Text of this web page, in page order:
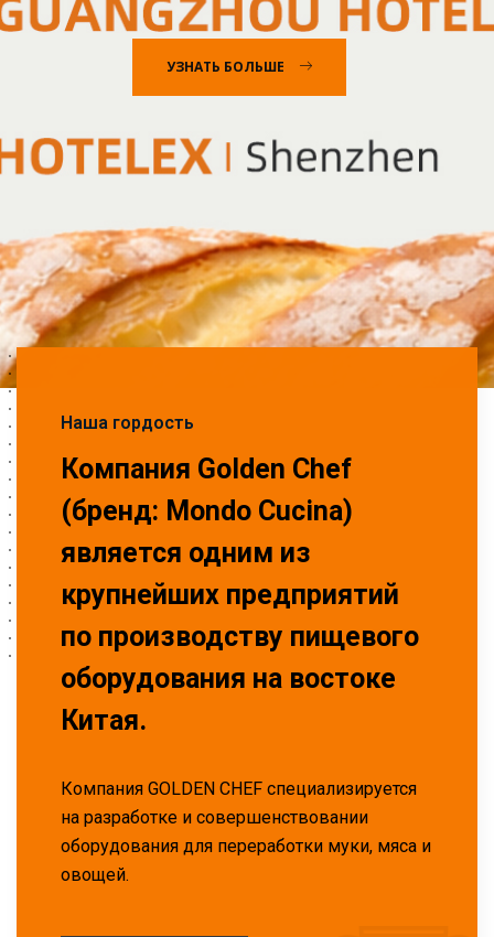
УЗНАТЬ БОЛЬШЕ
Наша гордость
Компания Golden Chef
(бренд: Mondo Cucina)
является одним из
крупнейших предприятий
по производству пищевого
оборудования на востоке
Китая.
Компания GOLDEN CHEF специализируется
на разработке и совершенствовании
оборудования для переработки муки, мяса и
овощей.